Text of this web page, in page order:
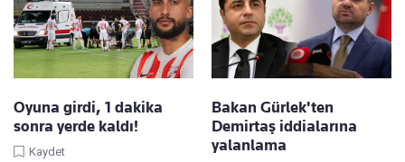
Oyuna girdi, 1 dakika
sonra yerde kaldı!
Kaydet
Bakan Gürlek'ten
Demirtaş iddialarına
yalanlama